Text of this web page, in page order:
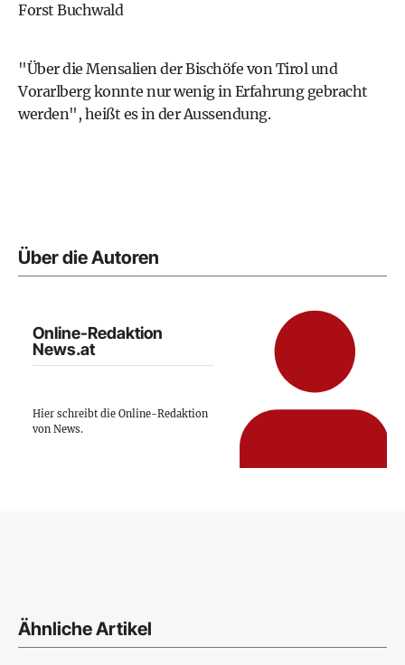
Forst Buchwald
"Über die Mensalien der Bischöfe von Tirol und
Vorarlberg konnte nur wenig in Erfahrung gebracht
werden", heißt es in der Aussendung.
Über die Autoren
Online-Redaktion
News.at
Hier schreibt die Online-Redaktion
von News.
Ähnliche Artikel